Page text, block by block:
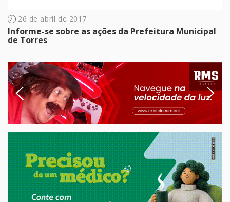
26 de abril de 2017
Informe-se sobre as ações da Prefeitura Municipal
de Torres
Previous Next